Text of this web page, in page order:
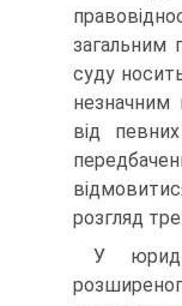
загальним
суду
від
розгляд
У